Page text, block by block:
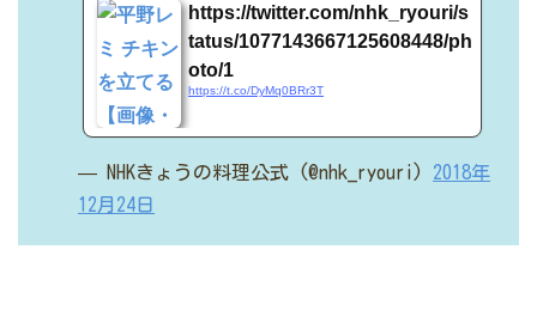
https://twitter.com/nhk_ryouri/s
tatus/1077143667125608448/ph
oto/1
https://t.co/DyMq0BRr3T
— NHKきょうの料理公式 (@nhk_ryouri) 2018年
12月24日